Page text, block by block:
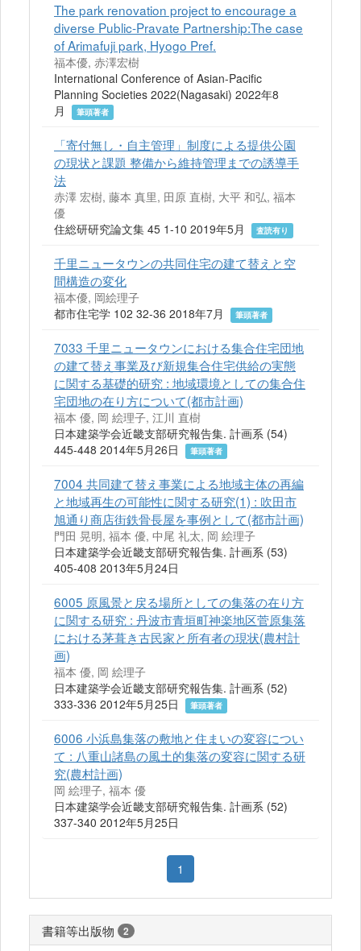
The park renovation project to encourage a
diverse Public-Pravate Partnership:The case
of Arimafuji park, Hyogo Pref.
福本優, 赤澤宏樹
International Conference of Asian-Pacific
Planning Societies 2022(Nagasaki) 2022年8
月
筆頭著者
「寄付無し・自主管理」制度による提供公園
の現状と課題 整備から維持管理までの誘導手
法
赤澤 宏樹, 藤本 真里, 田原 直樹, 大平 和弘, 福本
優
住総研研究論文集 45 1-10 2019年5月
査読有り
千里ニュータウンの共同住宅の建て替えと空
間構造の変化
福本優, 岡絵理子
都市住宅学 102 32-36 2018年7月
筆頭著者
7033 千里ニュータウンにおける集合住宅団地
の建て替え事業及び新規集合住宅供給の実態
に関する基礎的研究 : 地域環境としての集合住
宅団地の在り方について(都市計画)
福本 優, 岡 絵理子, 江川 直樹
日本建築学会近畿支部研究報告集. 計画系 (54)
445-448 2014年5月26日
筆頭著者
7004 共同建て替え事業による地域主体の再編
と地域再生の可能性に関する研究(1) : 吹田市
旭通り商店街鉄骨長屋を事例として(都市計画)
門田 晃明, 福本 優, 中尾 礼太, 岡 絵理子
日本建築学会近畿支部研究報告集. 計画系 (53)
405-408 2013年5月24日
6005 原風景と戻る場所としての集落の在り方
に関する研究 : 丹波市青垣町神楽地区菅原集落
における茅葺き古民家と所有者の現状(農村計
画)
福本 優, 岡 絵理子
日本建築学会近畿支部研究報告集. 計画系 (52)
333-336 2012年5月25日
筆頭著者
6006 小浜島集落の敷地と住まいの変容につい
て : 八重山諸島の風土的集落の変容に関する研
究(農村計画)
岡 絵理子, 福本 優
日本建築学会近畿支部研究報告集. 計画系 (52)
337-340 2012年5月25日
1
書籍等出版物 2